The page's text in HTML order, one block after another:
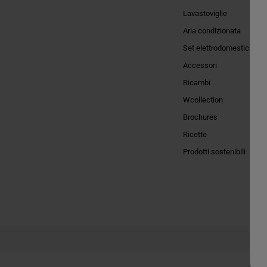
Lavastoviglie
Aria condizionata
Set elettrodomestici
Accessori
Ricambi
Wcollection
Brochures
Ricette
Prodotti sostenibili